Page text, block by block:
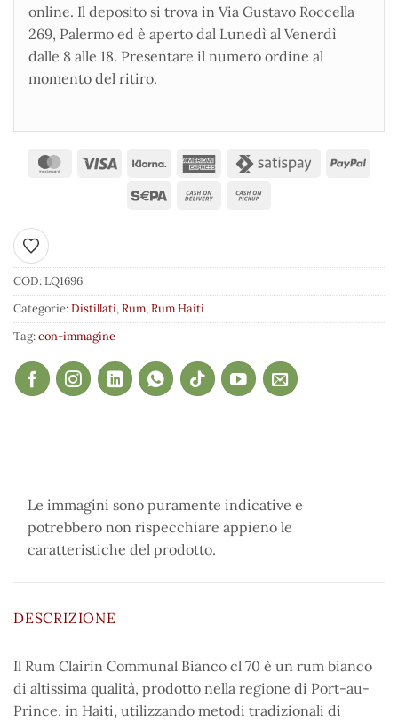
online. Il deposito si trova in Via Gustavo Roccella
269, Palermo ed è aperto dal Lunedì al Venerdì
dalle 8 alle 18. Presentare il numero ordine al
momento del ritiro.
Aggiungi ai preferiti
COD:LQ1696
Categorie:Distillati,Rum,Rum Haiti
Tag:con-immagine
Le immagini sono puramente indicative e
potrebbero non rispecchiare appieno le
caratteristiche del prodotto.
DESCRIZIONE
Il Rum Clairin Communal Bianco cl 70 è un rum bianco
di altissima qualità, prodotto nella regione di Port-au-
Prince, in Haiti, utilizzando metodi tradizionali di